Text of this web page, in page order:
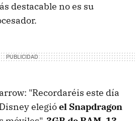
destacable no es su
"Recordaréis este día
elegióel Snapdragon